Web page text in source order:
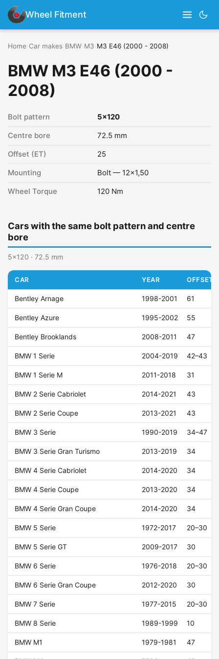
Wheel Fitment
Home Car makes BMW M3 M3 E46 (2000 - 2008)
BMW M3 E46 (2000 -
2008)
Bolt pattern 5x120
Centre bore 72.5 mm
Offset (ET) 25
Mounting Bolt — 12x1,50
Wheel Torque 120 Nm
Cars with the same bolt pattern and centre
bore
5x120 · 72.5 mm
CAR YEAR OFFSET
Bentley Arnage 1998-2001 61
Bentley Azure 1995-2002 55
Bentley Brooklands 2008-2011 47
BMW 1 Serie 2004-2019 42–43
BMW 1 Serie M 2011-2018 31
BMW 2 Serie Cabriolet 2014-2021 43
BMW 2 Serie Coupe 2013-2021 43
BMW 3 Serie 1990-2019 34–47
BMW 3 Serie Gran Turismo 2013-2019 34
BMW 4 Serie Cabriolet 2014-2020 34
BMW 4 Serie Coupe 2013-2020 34
BMW 4 Serie Gran Coupe 2014-2020 34
BMW 5 Serie 1972-2017 20–30
BMW 5 Serie GT 2009-2017 30
BMW 6 Serie 1976-2018 20–30
BMW 6 Serie Gran Coupe 2012-2020 30
BMW 7 Serie 1977-2015 20–30
BMW 8 Serie 1989-1999 10
BMW M1 1979-1981 47